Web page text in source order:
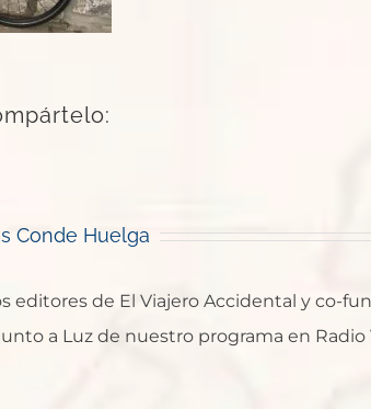
Conde Huelga
editores de El Viajero Accidental y co-
a Luz de nuestro programa en Radio